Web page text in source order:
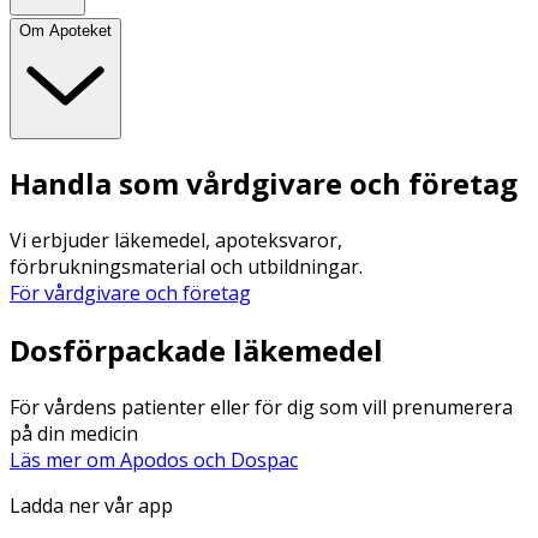
Om Apoteket
Handla som vårdgivare och företag
Vi erbjuder läkemedel, apoteksvaror,
förbrukningsmaterial och utbildningar.
För vårdgivare och företag
Dosförpackade läkemedel
För vårdens patienter eller för dig som vill prenumerera
på din medicin
Läs mer om Apodos och Dospac
Ladda ner vår app